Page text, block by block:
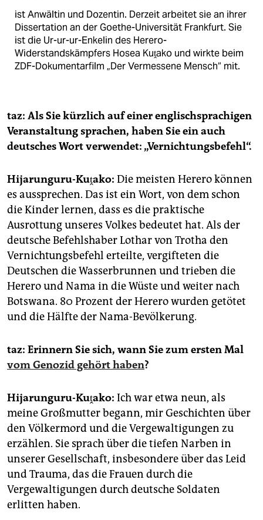
ist Anwältin und Dozentin. Derzeit arbeitet sie an ihrer
Dissertation an der Goethe-Universität Frankfurt. Sie
ist die Ur-ur-ur-Enkelin des Herero-
Widerstandskämpfers Hosea Kuṱako und wirkte beim
ZDF-Dokumentarfilm „Der Vermessene Mensch“ mit.
taz: Als Sie kürzlich auf einer englischsprachigen
Veranstaltung sprachen, haben Sie ein auch
deutsches Wort verwendet: „Vernichtungsbefehl“.
Hijarunguru-Kuṱako: Die meisten Herero können
es aussprechen. Das ist ein Wort, von dem schon
die Kinder lernen, dass es die praktische
Ausrottung unseres Volkes bedeutet hat. Als der
deutsche Befehlshaber Lothar von Trotha den
Vernichtungsbefehl erteilte, vergifteten die
Deutschen die Wasserbrunnen und trieben die
Herero und Nama in die Wüste und weiter nach
Botswana. 80 Prozent der Herero wurden getötet
und die Hälfte der Nama-Bevölkerung.
taz: Erinnern Sie sich, wann Sie zum ersten Mal
vom Genozid gehört haben?
Hijarunguru-Kuṱako: Ich war etwa neun, als
meine Großmutter begann, mir Geschichten über
den Völkermord und die Vergewaltigungen zu
erzählen. Sie sprach über die tiefen Narben in
unserer Gesellschaft, insbesondere über das Leid
und Trauma, das die Frauen durch die
Vergewaltigungen durch deutsche Soldaten
erlitten haben.